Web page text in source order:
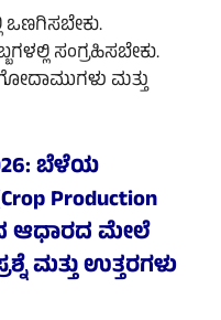
ಒಣಗಿಸಬೇಕು.
ಸಂಗ್ರಹಿಸಬೇಕು.
ಮತ್ತು
ಬೆಳೆಯ
Production
ಆಧಾರದ ಮೇಲೆ
ಮತ್ತು ಉತ್ತರಗಳು